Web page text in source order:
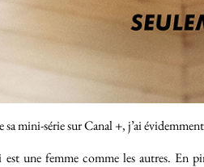
mini-série sur Canal +, j’ai
est une femme comme les autres. En